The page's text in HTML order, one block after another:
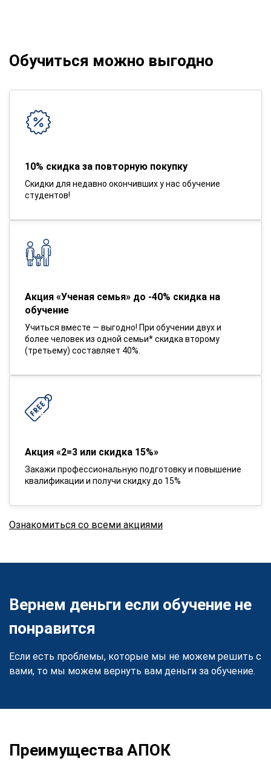
Обучиться можно выгодно
10% скидка за повторную покупку
Скидки для недавно окончивших у нас обучение
студентов!
Акция «Ученая семья» до -40% скидка на
обучение
Учиться вместе — выгодно! При обучении двух и
более человек из одной семьи* скидка второму
(третьему) составляет 40%.
Акция «2=3 или скидка 15%»
Закажи профессиональную подготовку и повышение
квалификации и получи скидку до 15%
Ознакомиться со всеми акциями
Вернем деньги если обучение не
понравится
Если есть проблемы, которые мы не можем решить с
вами, то мы можем вернуть вам деньги за обучение.
Преимущества АПОК